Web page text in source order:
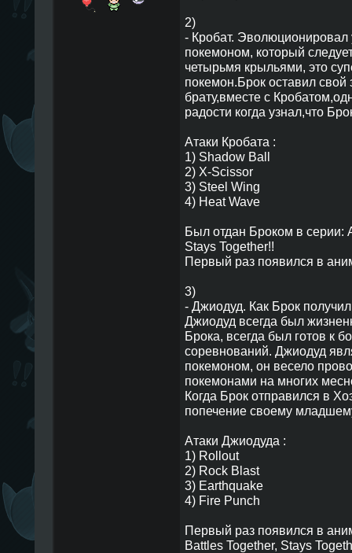
2)
- Кробат. Эволюционировал
покемоном, который
четырьмя крыльями, это
покемон.Брок оставил
брату,вместе с
радости когда узнал,что
Атаки Кробата :
1) Shadow Ball
2) X-Scissor
3) Steel Wing
4) Heat Wave
Был отдан Броком в серии:
Stays Together!!
Первый раз появился в
3)
- Джиодуд. Как Брок
Джиодуд всегда был
Брока, всегда был готов к
соревнований. Джиодуд
покемоном, он весело
покемонами на многих
Когда Брок отправился в
попечение своему
Атаки Джиодуда :
1) Rollout
2) Rock Blast
3) Earthquake
4) Fire Punch
Первый раз появился в
Battles Together, Stays